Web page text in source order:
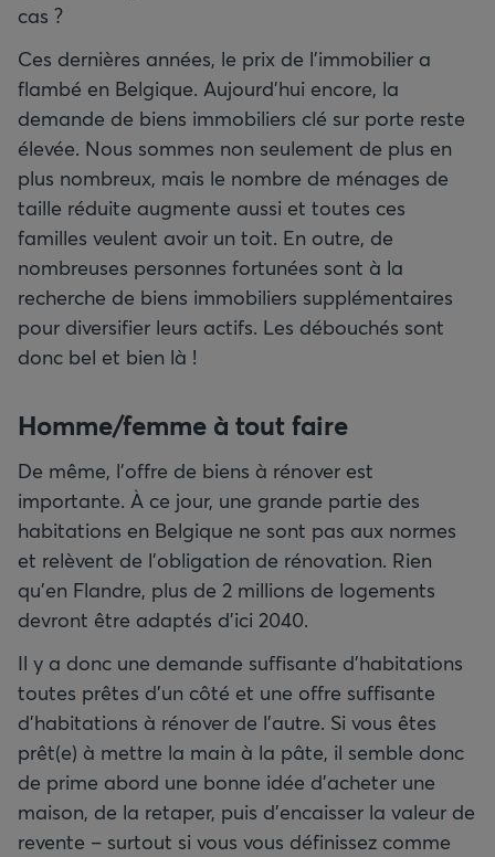
cas ?
Ces dernières années, le prix de l’immobilier a
flambé en Belgique. Aujourd’hui encore, la
demande de biens immobiliers clé sur porte reste
élevée. Nous sommes non seulement de plus en
plus nombreux, mais le nombre de ménages de
taille réduite augmente aussi et toutes ces
familles veulent avoir un toit. En outre, de
nombreuses personnes fortunées sont à la
recherche de biens immobiliers supplémentaires
pour diversifier leurs actifs. Les débouchés sont
donc bel et bien là !
Homme/femme à tout faire
De même, l’offre de biens à rénover est
importante. À ce jour, une grande partie des
habitations en Belgique ne sont pas aux normes
et relèvent de l’obligation de rénovation. Rien
qu’en Flandre, plus de 2 millions de logements
devront être adaptés d’ici 2040.
Il y a donc une demande suffisante d’habitations
toutes prêtes d’un côté et une offre suffisante
d’habitations à rénover de l’autre. Si vous êtes
prêt(e) à mettre la main à la pâte, il semble donc
de prime abord une bonne idée d’acheter une
maison, de la retaper, puis d’encaisser la valeur de
revente – surtout si vous vous définissez comme